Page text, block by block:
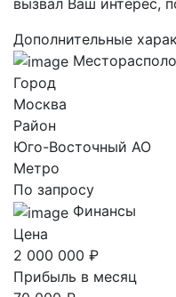
Дополнительные
Город
Москва
Район
Юго-Восточный AO
Метро
По запросу
Финансы
Цена
2 000 000 ₽
Прибыль в месяц